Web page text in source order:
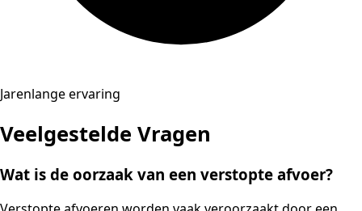
Jarenlange ervaring
Veelgestelde Vragen
Wat is de oorzaak van een verstopte afvoer?